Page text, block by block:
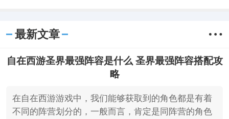
可以了
最新文章
自在西游圣界最强阵容是什么 圣界最强阵容搭配攻
略
在自在西游游戏中，我们能够获取到的角色都是有着
不同的阵营划分的，一般而言，肯定是同阵营的角色